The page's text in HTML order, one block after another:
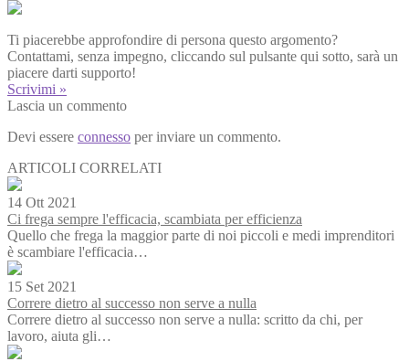
Ti piacerebbe approfondire di persona questo argomento?
Contattami, senza impegno, cliccando sul pulsante qui sotto, sarà un
piacere darti supporto!
Scrivimi »
Lascia un commento
Devi essere connesso per inviare un commento.
ARTICOLI CORRELATI
14 Ott 2021
Ci frega sempre l'efficacia, scambiata per efficienza
Quello che frega la maggior parte di noi piccoli e medi imprenditori
è scambiare l'efficacia…
15 Set 2021
Correre dietro al successo non serve a nulla
Correre dietro al successo non serve a nulla: scritto da chi, per
lavoro, aiuta gli…